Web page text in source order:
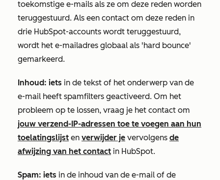
toekomstige e-mails als ze om deze reden worden
teruggestuurd. Als een contact om deze reden in
drie HubSpot-accounts wordt teruggestuurd,
wordt het e-mailadres globaal als 'hard bounce'
gemarkeerd.
Inhoud: iets in de tekst of het onderwerp van de
e-mail heeft spamfilters geactiveerd. Om het
probleem op te lossen, vraag je het contact om
jouw verzend-IP-adressen toe te voegen aan hun
toelatingslijst en verwijder je vervolgens de
afwijzing van het contact in HubSpot.
Spam: iets in de inhoud van de e-mail of de